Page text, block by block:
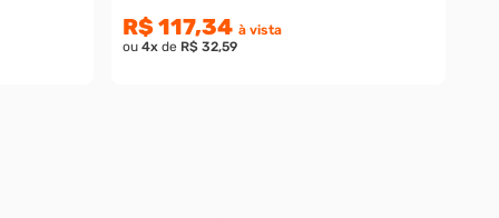
R$ 117,34 à vista
ou 4xde R$ 32,59